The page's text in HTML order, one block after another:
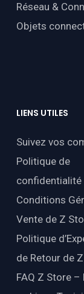
Réseau &
Objets
LIENS UTILES
Suivez vos
Politique de
confidentialité
Conditions
Vente de Z
Politique
de Retour de
FAQ Z Store